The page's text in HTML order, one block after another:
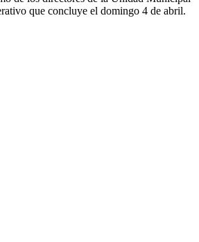
que concluye el domingo 4 de abril.